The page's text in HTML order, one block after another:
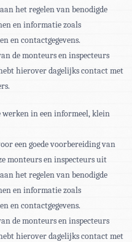
het regelen van benodigde
en informatie zoals
en contactgegevens.
de monteurs en inspecteurs
hierover dagelijks contact met
in een informeel, klein
een goede voorbereiding van
monteurs en inspecteurs uit
het regelen van benodigde
en informatie zoals
en contactgegevens.
de monteurs en inspecteurs
hierover dagelijks contact met